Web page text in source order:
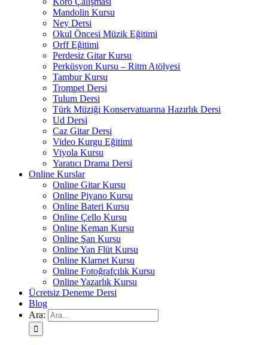
Mandolin Kursu
Ney Dersi
Okul Öncesi Müzik Eğitimi
Orff Eğitimi
Perdesiz Gitar Kursu
Perküsyon Kursu – Ritm Atölyesi
Tambur Kursu
Trompet Dersi
Tulum Dersi
Türk Müziği Konservatuarına Hazırlık Dersi
Ud Dersi
Caz Gitar Dersi
Video Kurgu Eğitimi
Viyola Kursu
Yaratıcı Drama Dersi
Online Kurslar
Online Gitar Kursu
Online Piyano Kursu
Online Bateri Kursu
Online Çello Kursu
Online Keman Kursu
Online Şan Kursu
Online Yan Flüt Kursu
Online Klarnet Kursu
Online Fotoğrafçılık Kursu
Online Yazarlık Kursu
Ücretsiz Deneme Dersi
Blog
Ara: